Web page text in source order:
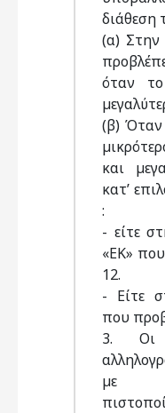
διάθεση
(α) Στην
όταν το
(β) Όταν
και
κατ’
:
- είτε
«ΕΚ»
12.
- Είτε
που
3. Οι
µε